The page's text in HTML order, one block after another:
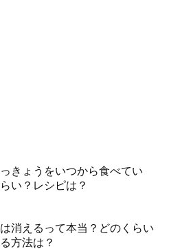
きょうをいつから食べてい
い？レシピは？
消えるって本当？どのくらい
方法は？